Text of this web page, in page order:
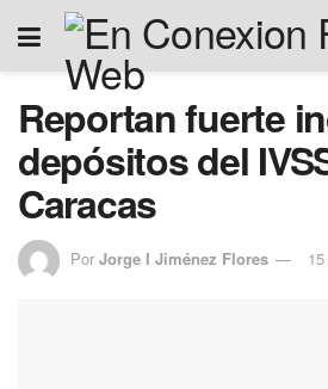
Reportan fuerte
depósitos del
Caracas
Por Jorge I Jiménez Flores